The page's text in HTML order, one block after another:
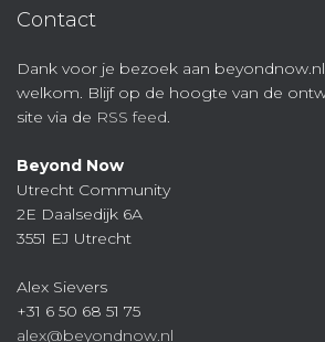
Contact
Dank voor je bezoek aan
welkom. Blijf op de hoogte van de
site via de RSS feed.
Beyond Now
Utrecht Community
2E Daalsedijk 6A
3551 EJ Utrecht
Alex Sievers
+31 6 50 68 51 75
alex@beyondnow.nl